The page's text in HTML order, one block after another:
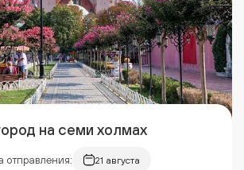
на семи холмах
21 августа